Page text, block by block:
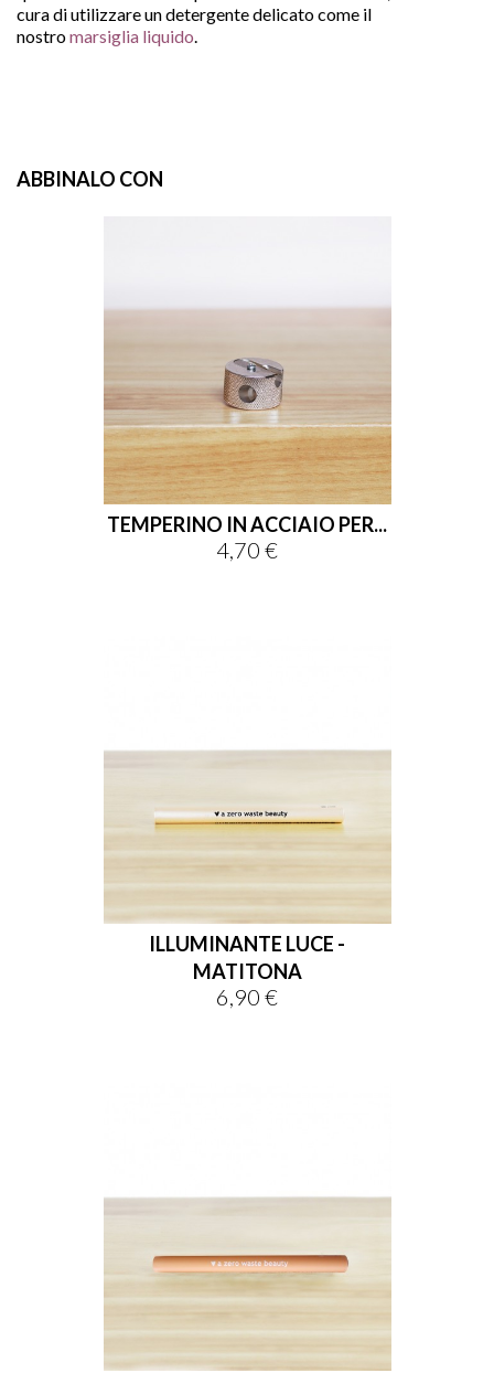
cura di utilizzare un detergente delicato come il
nostromarsiglia liquido
ABBINALO CON
TEMPERINO IN ACCIAIO PER...
Prezzo
4,70 €
ILLUMINANTE LUCE -
MATITONA
Prezzo
6,90 €